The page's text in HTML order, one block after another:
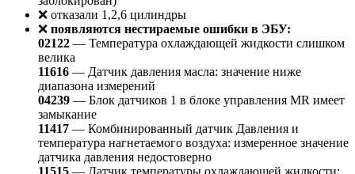
❌ отказали 1,2,6 цилиндры
❌ появляются нестираемые ошибки в ЭБУ:
02122 — Температура охлаждающей жидкости слишком
велика
11616 — Датчик давления масла: значение ниже
диапазона измерений
04239 — Блок датчиков 1 в блоке управления MR имеет
замыкание
11417 — Комбинированный датчик Давления и
температура нагнетаемого воздуха: измеренное значение
датчика давления недостоверно